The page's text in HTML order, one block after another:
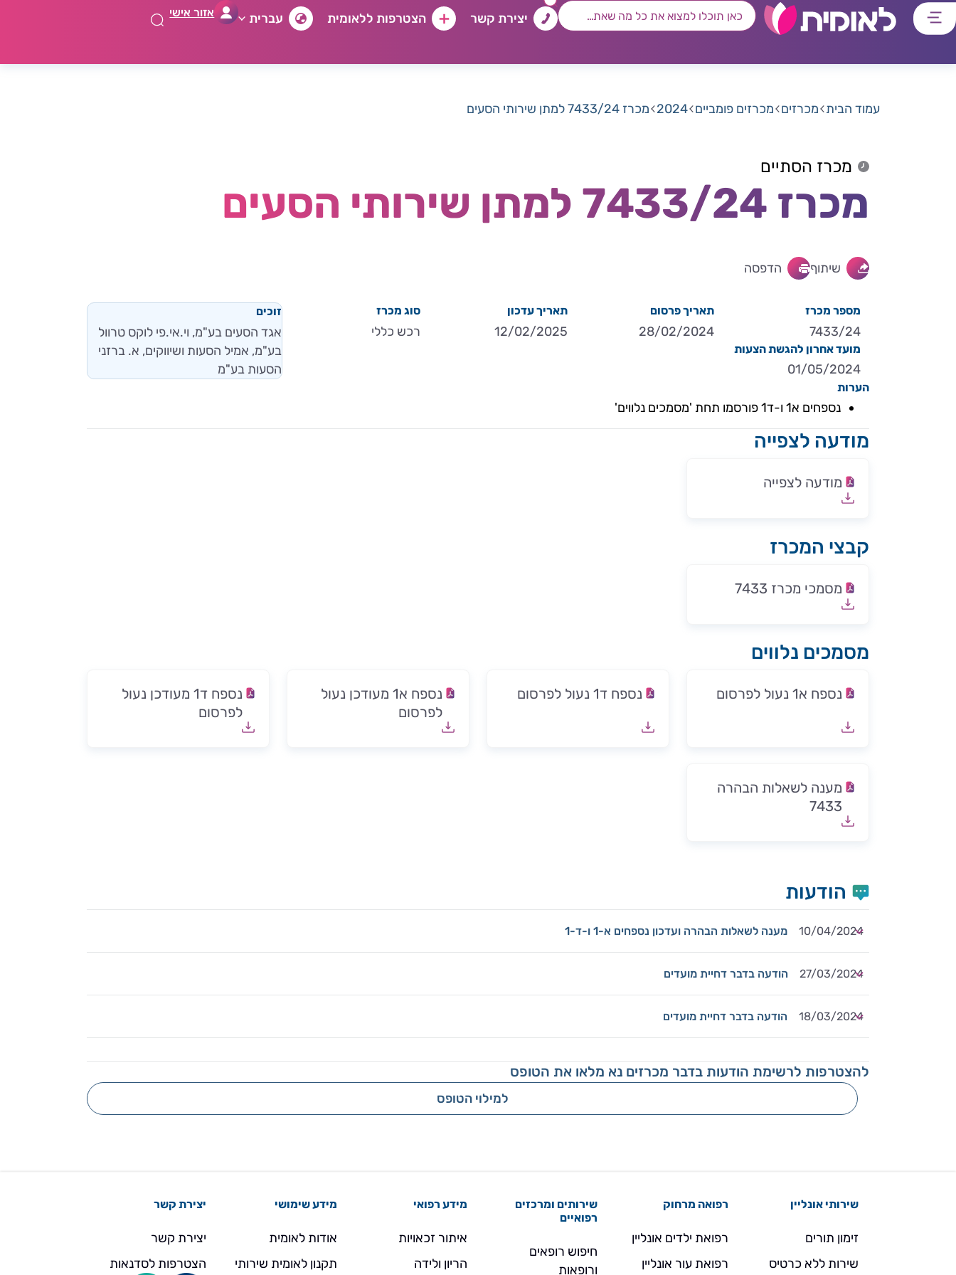
דלג
דלג
דלג
דלג
יצירת קשר הצטרפות ללאומית עברית אזור אישי
עמוד הבית מכרזים מכרזים פומביים 2024 מכרז 7433/24 למתן שירותי הסעים
מכרז הסתיים
מכרז 7433/24 למתן שירותי הסעים
שיתוף הדפסה
מספר מכרז
7433/24
תאריך פרסום
28/02/2024
תאריך עדכון
12/02/2025
סוג מכרז
רכש כללי
מועד אחרון להגשת הצעות
01/05/2024
זוכים
אגד הסעים בע"מ, וי.אי.פי לוקס טרוול
בע"מ, אמיל הסעות ושיווקים, א. ברזני
הסעות בע"מ
הערות
נספחים א1 ו-ד1 פורסמו תחת 'מסמכים נלווים'
מודעה לצפייה
מודעה לצפייה
קבצי המכרז
מסמכי מכרז 7433
מסמכים נלווים
נספח א1 נעול לפרסום נספח ד1 נעול לפרסום
נספח א1 מעודכן נעול
לפרסום
נספח ד1 מעודכן נעול
לפרסום
מענה לשאלות הבהרה
7433
הודעות
10/04/2024 מענה לשאלות הבהרה ועדכון נספחים א-1 ו-ד-1
27/03/2024 הודעה בדבר דחיית מועדים
18/03/2024 הודעה בדבר דחיית מועדים
להצטרפות לרשימת הודעות בדבר מכרזים נא מלאו את הטופס
למילוי הטופס
שירותי אונליין
זימון תורים
שירות ללא כרטיס
רפואה מרחוק
רפואת ילדים אונליין
רפואת עור אונליין
שירותים ומרכזים
רפואיים
חיפוש רופאים
ורופאות
מידע רפואי
איתור זכאויות
הריון ולידה
מידע שימושי
אודות לאומית
תקנון לאומית שירותי
יצירת קשר
יצירת קשר
הצטרפות לסדנאות